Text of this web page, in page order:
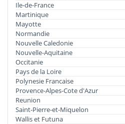
Ile-de-France
Martinique
Mayotte
Normandie
Nouvelle Caledonie
Nouvelle-Aquitaine
Occitanie
Pays de la Loire
Polynesie Francaise
Provence-Alpes-Cote d'Azur
Reunion
Saint-Pierre-et-Miquelon
Wallis et Futuna